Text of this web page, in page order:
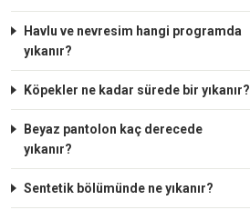
Havlu ve nevresim hangi programda
yıkanır?
Köpekler ne kadar sürede bir yıkanır?
Beyaz pantolon kaç derecede
yıkanır?
Sentetik bölümünde ne yıkanır?